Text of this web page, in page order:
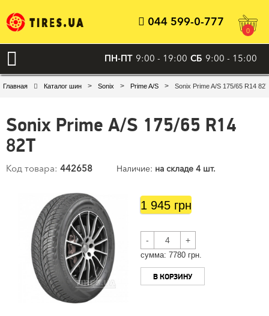
044 599-0-777
0
ПН-ПТ 9:00 - 19:00 СБ 9:00 - 15:00
Главная Каталог шин > Sonix > Prime A/S > Sonix Prime A/S 175/65 R14 82T
Sonix Prime A/S 175/65 R14
82T
Код товара: 442658 Наличие: на складе 4 шт.
1 945 грн
- +
cумма: 7780 грн.
В КОРЗИНУ